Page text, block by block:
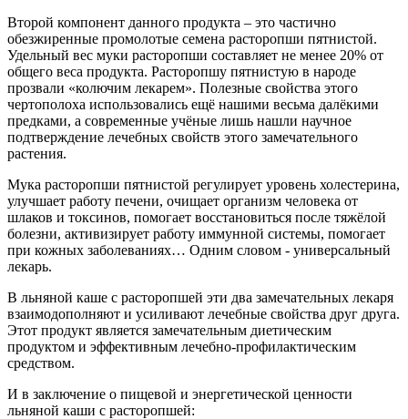
Второй компонент данного продукта – это частично
обезжиренные промолотые семена расторопши пятнистой.
Удельный вес муки расторопши составляет не менее 20% от
общего веса продукта. Расторопшу пятнистую в народе
прозвали «колючим лекарем». Полезные свойства этого
чертополоха использовались ещё нашими весьма далёкими
предками, а современные учёные лишь нашли научное
подтверждение лечебных свойств этого замечательного
растения.
Мука расторопши пятнистой регулирует уровень холестерина,
улучшает работу печени, очищает организм человека от
шлаков и токсинов, помогает восстановиться после тяжёлой
болезни, активизирует работу иммунной системы, помогает
при кожных заболеваниях… Одним словом - универсальный
лекарь.
В льняной каше с расторопшей эти два замечательных лекаря
взаимодополняют и усиливают лечебные свойства друг друга.
Этот продукт является замечательным диетическим
продуктом и эффективным лечебно-профилактическим
средством.
И в заключение о пищевой и энергетической ценности
льняной каши с расторопшей: